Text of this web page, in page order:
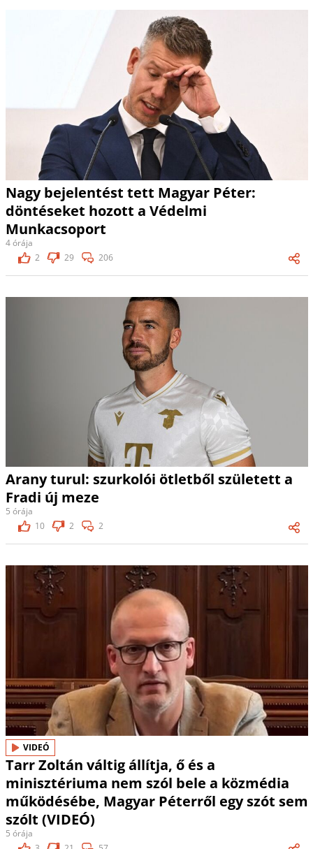
Nagy bejelentést tett Magyar Péter:
döntéseket hozott a Védelmi
Munkacsoport
4 órája
2
29 206
Arany turul: szurkolói ötletből született a
Fradi új meze
5 órája
10
2 2
VIDEÓ
Tarr Zoltán váltig állítja, ő és a
minisztériuma nem szól bele a közmédia
működésébe, Magyar Péterről egy szót sem
szólt (VIDEÓ)
5 órája